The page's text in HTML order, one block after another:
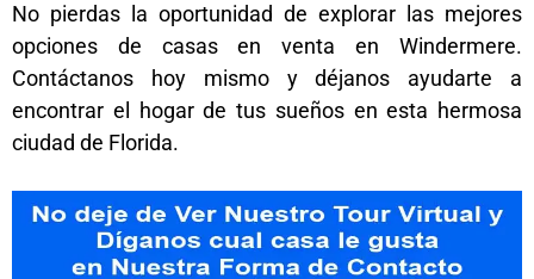
No pierdas la oportunidad de explorar las mejores
opciones de casas en venta en Windermere.
Contáctanos hoy mismo y déjanos ayudarte a
encontrar el hogar de tus sueños en esta hermosa
ciudad de Florida.